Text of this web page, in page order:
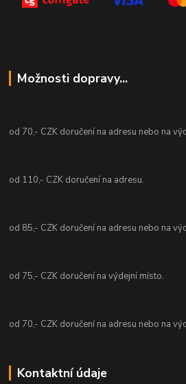
Možnosti dopravy...
od 70,- CZK doručení na adresu nebo na
od 110,- CZK doručení na adresu.
od 85,- CZK doručení na adresu nebo na
od 75,- CZK doručení na výdejní místo.
od 70,- CZK doručení na adresu nebo na
Kontaktní údaje